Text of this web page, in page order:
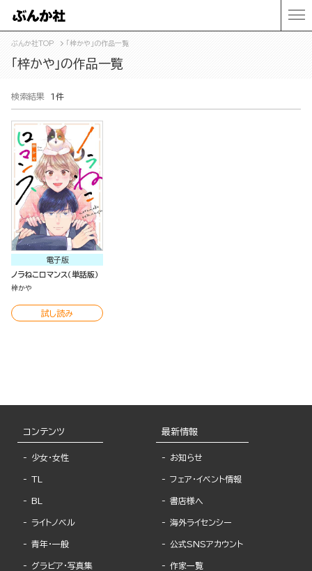
ぶんか社TOP 「梓かや」の作品一覧
「梓かや」の作品一覧
検索結果 1件
電子版
ノラねこロマンス（単話版）
梓かや
試し読み
コンテンツ
少女・女性
TL
BL
ライトノベル
青年・一般
グラビア・写真集
最新情報
お知らせ
フェア・イベント情報
書店様へ
海外ライセンシー
公式SNSアカウント
作家一覧